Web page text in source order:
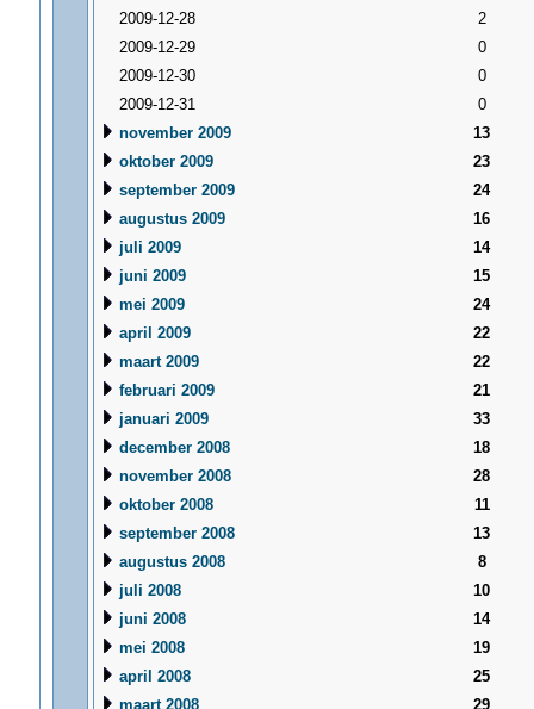
2009-12-28
2
2009-12-29
0
2009-12-30
0
2009-12-31
0
november 2009
13
oktober 2009
23
september 2009
24
augustus 2009
16
juli 2009
14
juni 2009
15
mei 2009
24
april 2009
22
maart 2009
22
februari 2009
21
januari 2009
33
december 2008
18
november 2008
28
oktober 2008
11
september 2008
13
augustus 2008
8
juli 2008
10
juni 2008
14
mei 2008
19
april 2008
25
maart 2008
29